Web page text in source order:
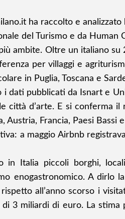
ha raccolto e
del Turismo e da Human
ambite. Oltre un italiano
per villaggi e
in Puglia, Toscana e
dati pubblicati da Isnart e
città d’arte. E si conferma
Francia, Paesi Bassi
a maggio Airbnb
in Italia piccoli borghi,
enogastronomico. A dirlo
all’anno scorso i
3 miliardi di euro. La